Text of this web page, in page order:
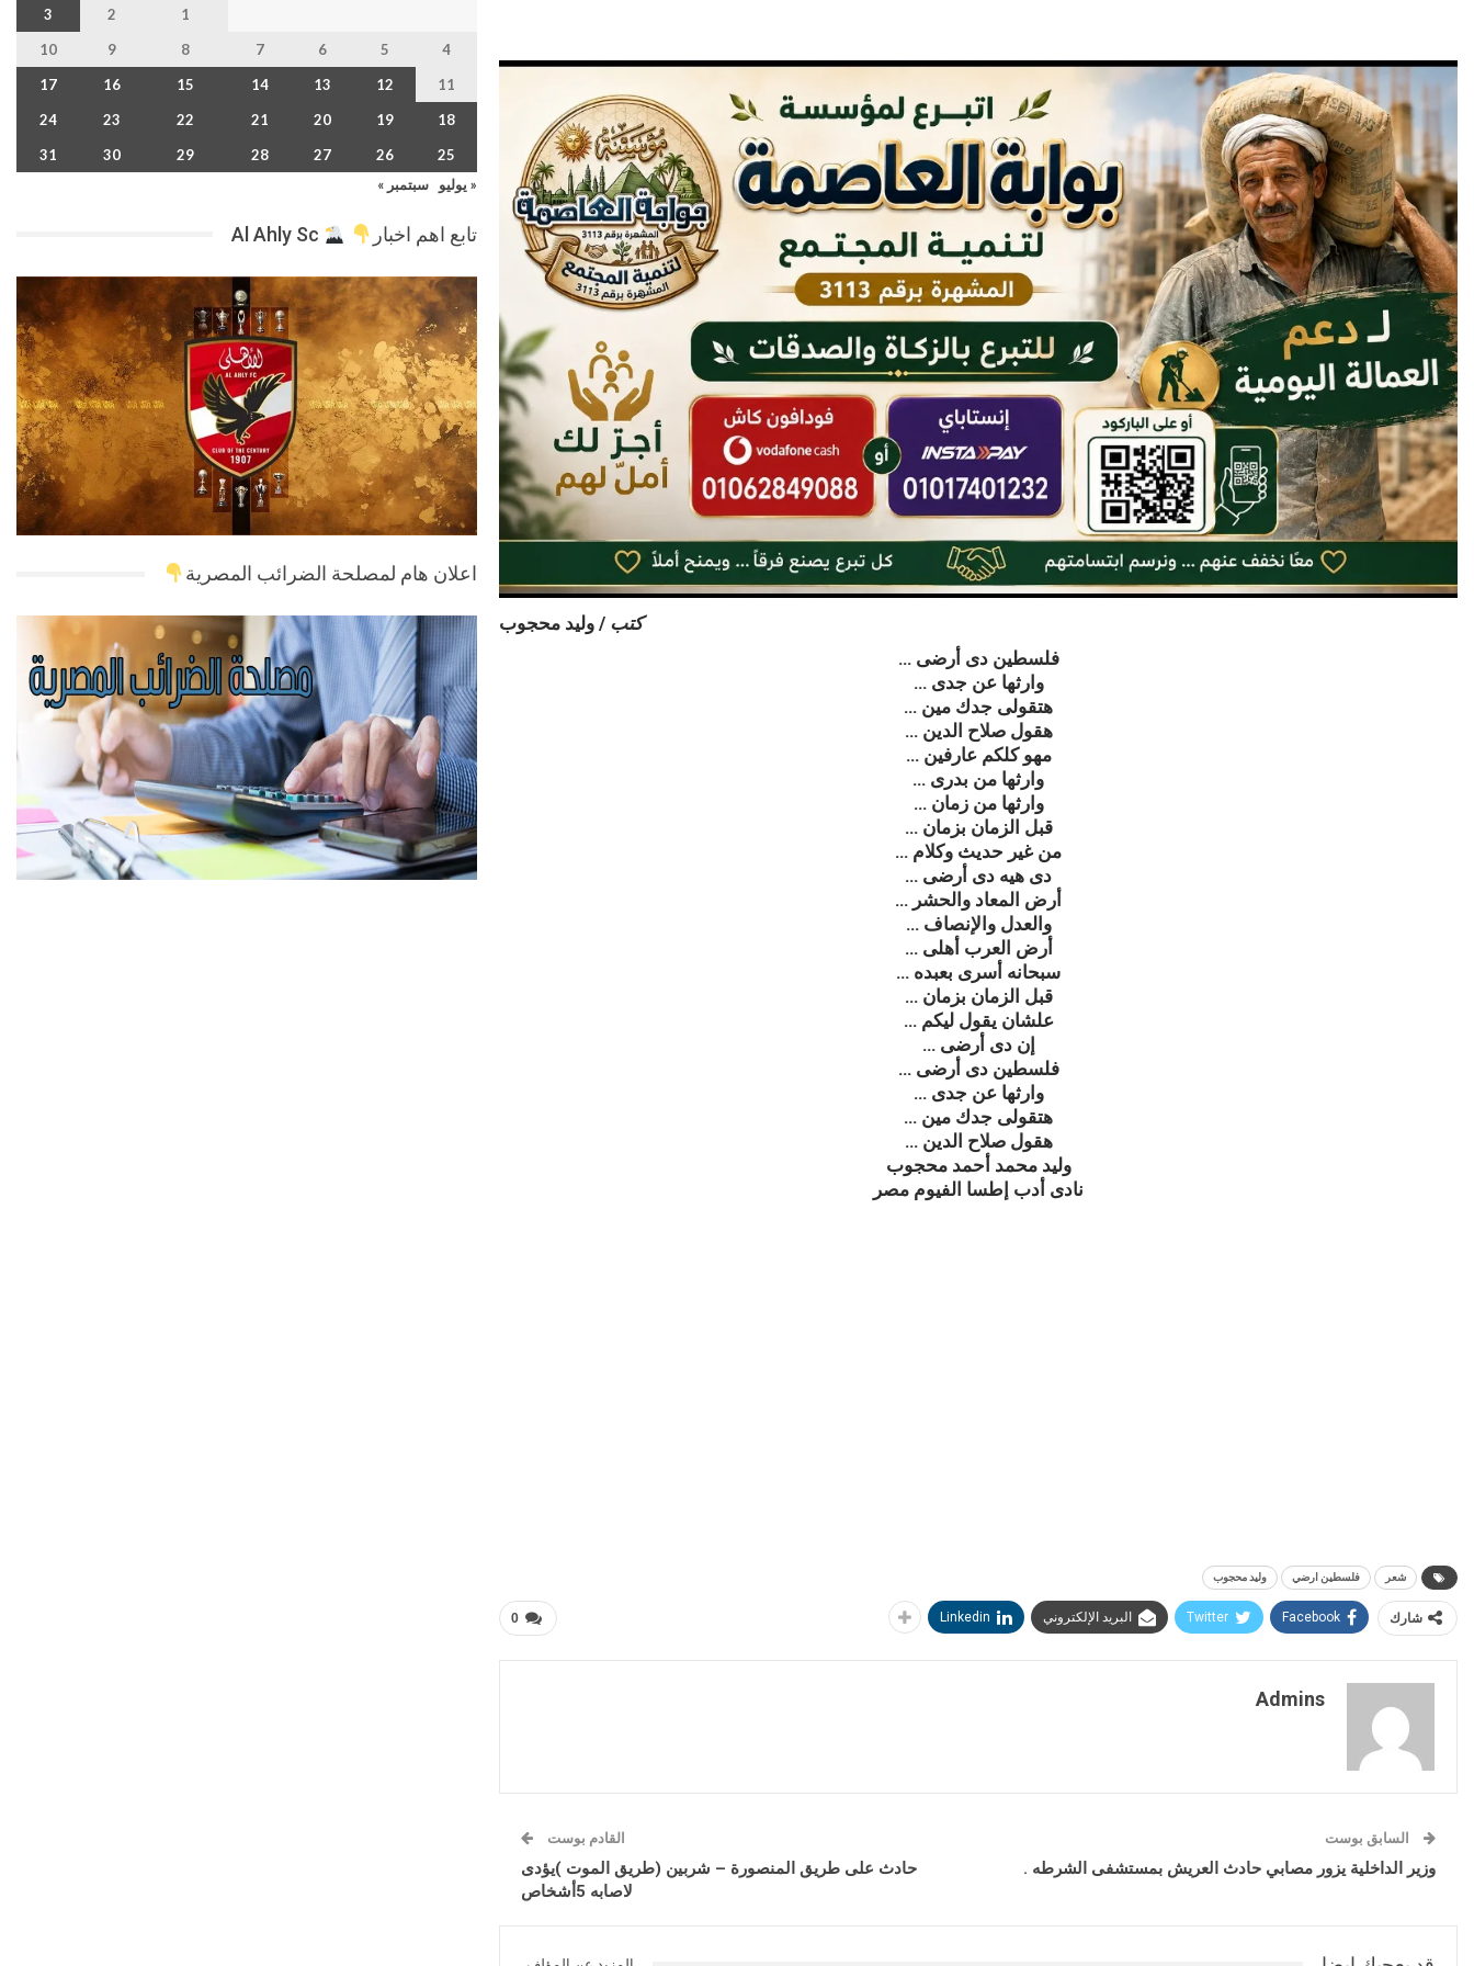
كتب / وليد محجوب
فلسطين دى أرضى …
وارثها عن جدى …
هتقولى جدك مين …
هقول صلاح الدين …
مهو كلكم عارفين …
وارثها من بدرى …
وارثها من زمان …
قبل الزمان بزمان …
من غير حديث وكلام …
دى هيه دى أرضى …
أرض المعاد والحشر …
والعدل والإنصاف …
أرض العرب أهلى …
سبحانه أسرى بعبده …
قبل الزمان بزمان …
علشان يقول ليكم …
إن دى أرضى …
فلسطين دى أرضى …
وارثها عن جدى …
هتقولى جدك مين …
هقول صلاح الدين …
وليد محمد أحمد محجوب
نادى أدب إطسا الفيوم مصر
شعر فلسطين ارضي وليد محجوب
0 شارك Facebook
Twitter البريد الإلكتروني Linkedin
Admins
السابق بوست
وزير الداخلية يزور مصابي حادث العريش بمستشفى الشرطه .
القادم بوست
حادث على طريق المنصورة – شربين (طريق الموت )يؤدى
لاصابه 5أشخاص
1
2
3
4
5
6
7
8
9
10
11
12
13
14
15
16
17
18
19
20
21
22
23
24
25
26
27
28
29
30
31
« يوليو
سبتمبر »
تابع اهم اخبار
اعلان هام لمصلحة الضرائب المصرية